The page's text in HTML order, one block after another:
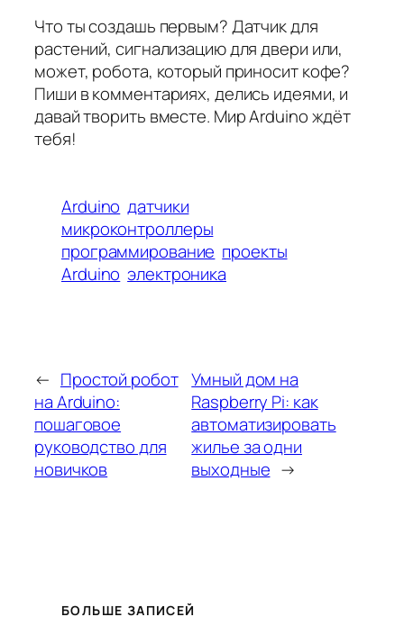
Что ты создашь первым? Датчик для
растений, сигнализацию для двери или,
может, робота, который приносит кофе?
Пиши в комментариях, делись идеями, и
давай творить вместе. Мир Arduino ждёт
тебя!
Arduino датчики
микроконтроллеры
программирование проекты
Arduino электроника
← Простой робот
на Arduino:
пошаговое
руководство для
новичков
Умный дом на
Raspberry Pi: как
автоматизировать
жилье за одни
выходные →
БОЛЬШЕ ЗАПИСЕЙ